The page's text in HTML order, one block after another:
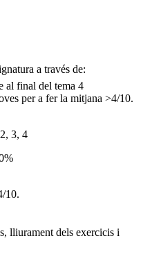
a través de:
al final del tema 4
per a fer la mitjana >4/10.
3, 4
10.
lliurament dels exercicis i